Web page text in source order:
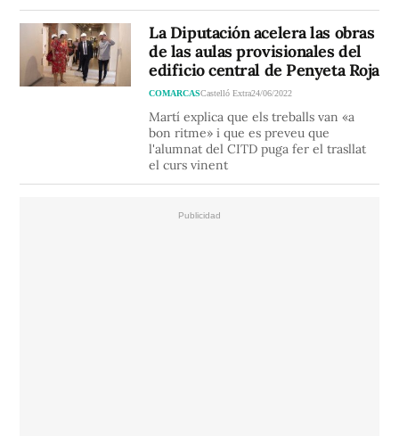
La Diputación acelera las obras
de las aulas provisionales del
edificio central de Penyeta Roja
COMARCASCastelló Extra24/06/2022
Martí explica que els treballs van «a
bon ritme» i que es preveu que
l'alumnat del CITD puga fer el trasllat
el curs vinent